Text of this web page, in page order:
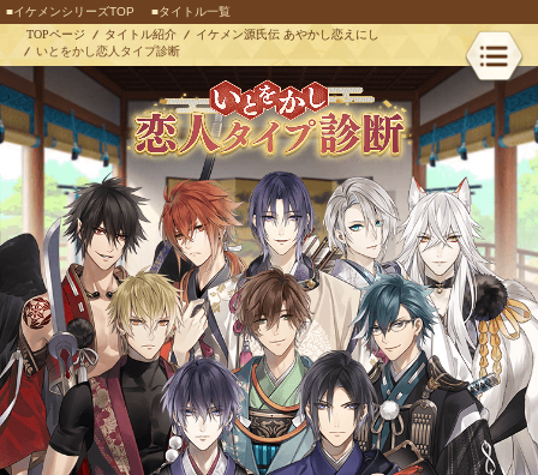
■イケメンシリーズTOP
■タイトル一覧
TOPページ
タイトル紹介
イケメン源氏伝 あやかし恋えにし
いとをかし恋人タイプ診断